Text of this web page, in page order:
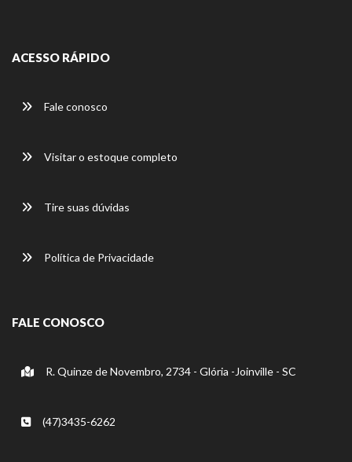
ACESSO RÁPIDO
Fale conosco
Visitar o estoque completo
Tire suas dúvidas
Política de Privacidade
FALE CONOSCO
R. Quinze de Novembro, 2734 - Glória -Joinville - SC
(47)3435-6262